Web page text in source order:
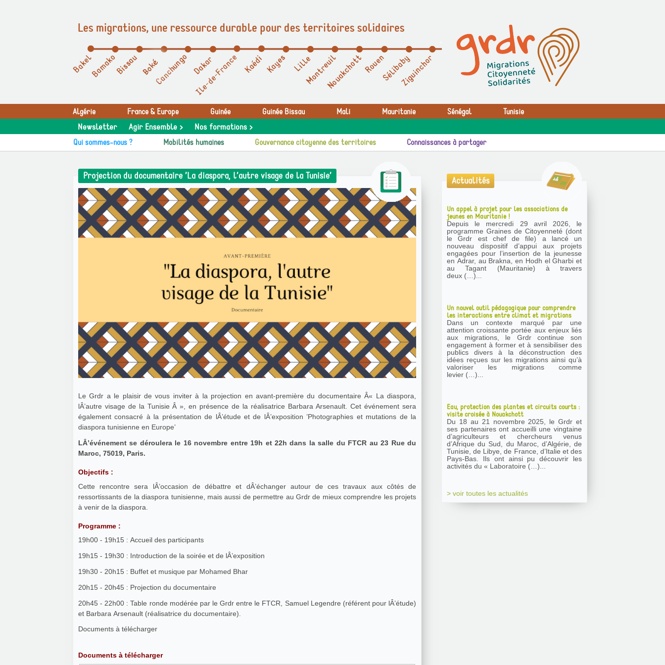
Les migrations, une ressource durable pour des territoires solidaires
Algérie France & Europe Guinée Guinée Bissau Mali Mauritanie Sénégal Tunisie
Newsletter Agir Ensemble > Nos formations >
Qui sommes-nous ? Mobilités humaines Gouvernance citoyenne des territoires Connaissances à partager
Projection du documentaire ’La diaspora, l’autre visage de la Tunisie’
Le Grdr a le plaisir de vous inviter à la projection en avant-première du documentaire Â« La diaspora,
lÂ’autre visage de la Tunisie Â », en présence de la réalisatrice Barbara Arsenault. Cet événement sera
également consacré à la présentation de lÂ’étude et de lÂ’exposition ’Photographies et mutations de la
diaspora tunisienne en Europe’
LÂ’événement se déroulera le 16 novembre entre 19h et 22h dans la salle du FTCR au 23 Rue du
Maroc, 75019, Paris.
Objectifs :
Cette rencontre sera lÂ’occasion de débattre et dÂ’échanger autour de ces travaux aux côtés de
ressortissants de la diaspora tunisienne, mais aussi de permettre au Grdr de mieux comprendre les projets
à venir de la diaspora.
Programme :
19h00 - 19h15 : Accueil des participants
19h15 - 19h30 : Introduction de la soirée et de lÂ’exposition
19h30 - 20h15 : Buffet et musique par Mohamed Bhar
20h15 - 20h45 : Projection du documentaire
20h45 - 22h00 : Table ronde modérée par le Grdr entre le FTCR, Samuel Legendre (référent pour lÂ’étude)
et Barbara Arsenault (réalisatrice du documentaire).
Documents à télécharger
Documents à télécharger
Actualités
Un appel à projet pour les associations de
jeunes en Mauritanie !
Depuis le mercredi 29 avril 2026, le
programme Graines de Citoyenneté (dont
le Grdr est chef de file) a lancé un
nouveau dispositif d’appui aux projets
engagées pour l’insertion de la jeunesse
en Adrar, au Brakna, en Hodh el Gharbi et
au Tagant (Mauritanie) à travers
deux (…)...
Un nouvel outil pédagogique pour comprendre
les interactions entre climat et migrations
Dans un contexte marqué par une
attention croissante portée aux enjeux liés
aux migrations, le Grdr continue son
engagement à former et à sensibiliser des
publics divers à la déconstruction des
idées reçues sur les migrations ainsi qu’à
valoriser les migrations comme
levier (…)...
Eau, protection des plantes et circuits courts :
visite croisée à Nouakchott
Du 18 au 21 novembre 2025, le Grdr et
ses partenaires ont accueilli une vingtaine
d’agriculteurs et chercheurs venus
d’Afrique du Sud, du Maroc, d’Algérie, de
Tunisie, de Libye, de France, d’Italie et des
Pays-Bas. Ils ont ainsi pu découvrir les
activités du « Laboratoire (…)...
> voir toutes les actualités